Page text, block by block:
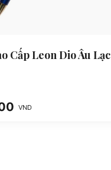
Cấp Leon Dio Âu Lạc
VND